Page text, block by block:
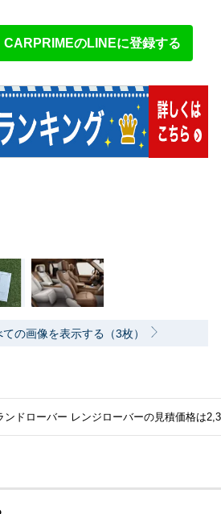
CARPRIMEのLINEに登録する
の画像を表示する（3枚）
ンドローバー レンジローバーの見積価格は